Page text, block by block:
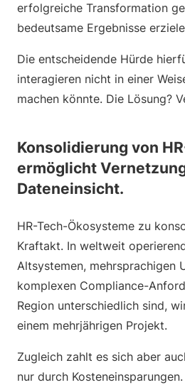
erfolgreiche Transformation
bedeutsame Ergebnisse
Die entscheidende Hürde
interagieren nicht in einer
machen könnte. Die Lösung?
Konsolidierung von
ermöglicht
Dateneinsicht.
HR-Tech-Ökosysteme zu
Kraftakt. In weltweit
Altsystemen, mehrsprachigen
komplexen Compliance-
Region unterschiedlich sind,
einem mehrjährigen Projekt.
Zugleich zahlt es sich aber
nur durch Kosteneinsparungen.